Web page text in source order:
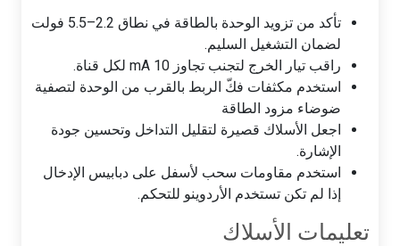
تأكد من تزويد الوحدة بالطاقة في نطاق 2.2–5.5 فولت
لضمان التشغيل السليم.
راقب تيار الخرج لتجنب تجاوز 10 mA لكل قناة.
استخدم مكثفات فكّ الربط بالقرب من الوحدة لتصفية
ضوضاء مزود الطاقة
اجعل الأسلاك قصيرة لتقليل التداخل وتحسين جودة
الإشارة.
استخدم مقاومات سحب لأسفل على دبابيس الإدخال
إذا لم تكن تستخدم الأردوينو للتحكم.
تعليمات الأسلاك